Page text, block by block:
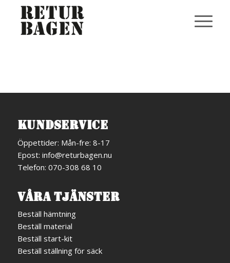
KUNDSERVICE
Öppettider: Mån-fre: 8-17
Epost: info@returbagen.nu
Telefon: 070-308 68 10
VÅRA TJÄNSTER
Beställ hämtning
Beställ material
Beställ start-kit
Beställ ställning för säck